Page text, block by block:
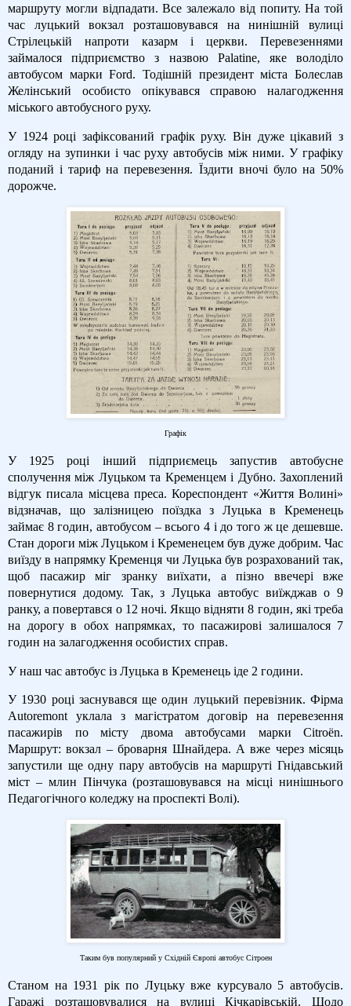
маршруту могли відпадати. Все залежало від попиту. На той
час луцький вокзал розташовувався на нинішній вулиці
Стрілецькій напроти казарм і церкви. Перевезеннями
займалося підприємство з назвою Palatine, яке володіло
автобусом марки Ford. Тодішній президент міста Болеслав
Желінський особисто опікувався справою налагодження
міського автобусного руху.
У 1924 році зафіксований графік руху. Він дуже цікавий з
огляду на зупинки і час руху автобусів між ними. У графіку
поданий і тариф на перевезення. Їздити вночі було на 50%
дорожче.
Графік
У 1925 році інший підприємець запустив автобусне
сполучення між Луцьком та Кременцем і Дубно. Захоплений
відгук писала місцева преса. Кореспондент «Життя Волині»
відзначав, що залізницею поїздка з Луцька в Кременець
займає 8 годин, автобусом – всього 4 і до того ж це дешевше.
Стан дороги між Луцьком і Кременецем був дуже добрим. Час
виїзду в напрямку Кременця чи Луцька був розрахований так,
щоб пасажир міг зранку виїхати, а пізно ввечері вже
повернутися додому. Так, з Луцька автобус виїжджав о 9
ранку, а повертався о 12 ночі. Якщо відняти 8 годин, які треба
на дорогу в обох напрямках, то пасажирові залишалося 7
годин на залагодження особистих справ.
У наш час автобус із Луцька в Кременець іде 2 години.
У 1930 році заснувався ще один луцький перевізник. Фірма
Autoremont уклала з магістратом договір на перевезення
пасажирів по місту двома автобусами марки Citroën.
Маршрут: вокзал – броварня Шнайдера. А вже через місяць
запустили ще одну пару автобусів на маршруті Гнідавський
міст – млин Пінчука (розташовувався на місці нинішнього
Педагогічного коледжу на проспекті Волі).
Таким був популярний у Східній Європі автобус Сітроен
Станом на 1931 рік по Луцьку вже курсувало 5 автобусів.
Гаражі розташовувалися на вулиці Кічкарівській. Щодо